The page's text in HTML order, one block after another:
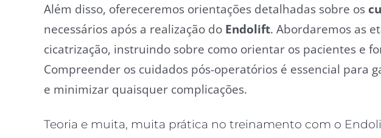
Além disso, ofereceremos orientações detalhadas sobre os
necessários após a realização do Endolift. Abordaremos as
cicatrização, instruindo sobre como orientar os pacientes e
Compreender os cuidados pós-operatórios é essencial para
e minimizar quaisquer complicações.
Teoria e muita, muita prática no treinamento com o